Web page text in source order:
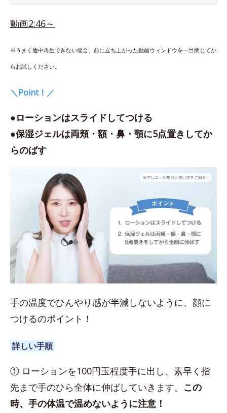
動画2:46～
※うまく途中再生できない場合、前に立ち上がった動画ウィンドウを一旦閉じてか
らお試しください。
＼Point！／
●ローションはスライドしてつける
●保湿ジェルは両頬・額・鼻・顎に5点置きしてか
らのばす
手の温度でひんやり感が半減しないように、顔に
つけるのポイント！
詳しい手順
① ローションを100円玉程度手に出し、素早く指
先まで手のひら全体に伸ばしていきます。 この
時、手の体温で温めないように注意！